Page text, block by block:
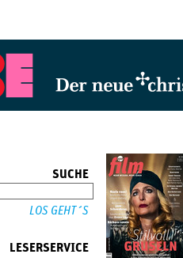
SUCHE
LESERSERVICE